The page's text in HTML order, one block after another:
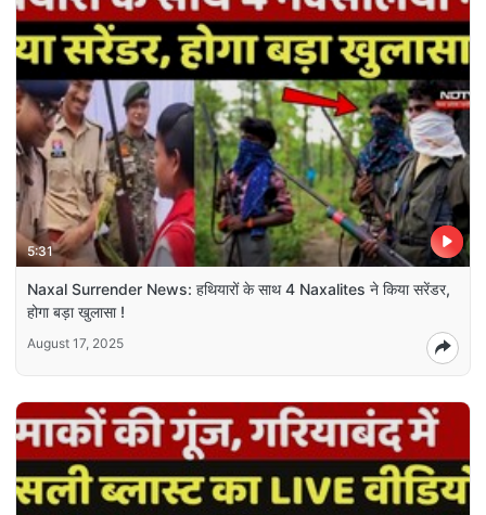
5:31
Naxal Surrender News: हथियारों के साथ 4 Naxalites ने किया सरेंडर,
होगा बड़ा खुलासा !
August 17, 2025